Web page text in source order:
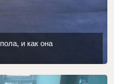
и как она